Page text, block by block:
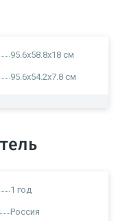
95.6x58.8x18 см
95.6x54.2x7.8 см
1 год
Россия